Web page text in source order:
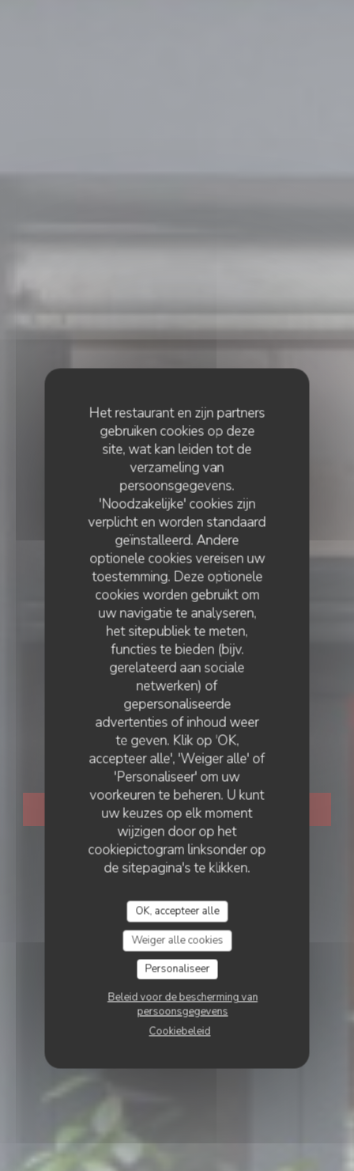
Het restaurant en zijn partners
gebruiken cookies op deze
site, wat kan leiden tot de
verzameling van
persoonsgegevens.
'Noodzakelijke' cookies zijn
verplicht en worden standaard
geïnstalleerd. Andere
optionele cookies vereisen uw
toestemming. Deze optionele
cookies worden gebruikt om
uw navigatie te analyseren,
het sitepubliek te meten,
functies te bieden (bijv.
gerelateerd aan sociale
netwerken) of
gepersonaliseerde
advertenties of inhoud weer
te geven. Klik op 'OK,
accepteer alle', 'Weiger alle' of
'Personaliseer' om uw
voorkeuren te beheren. U kunt
uw keuzes op elk moment
wijzigen door op het
cookiepictogram linksonder op
de sitepagina's te klikken.
OK, accepteer alle
Weiger alle cookies
Personaliseer
Beleid voor de bescherming van
persoonsgegevens
Cookiebeleid
FRANS RESTAURANT• PARIS
Nous 4 | Restaurant
bistronomique
RESERVEER EEN TAFEL